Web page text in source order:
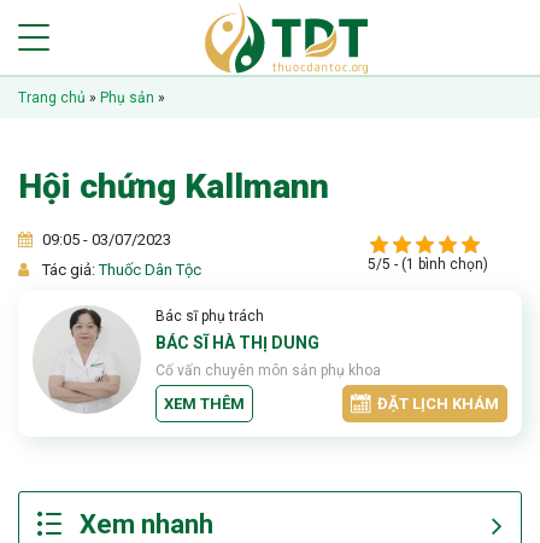
Trang chủ » Phụ sản »
Hội chứng Kallmann
09:05 - 03/07/2023
Tác giả:Thuốc Dân Tộc 5/5 - (1 bình chọn)
Bác sĩ phụ trách
BÁC SĨ HÀ THỊ DUNG
Cố vấn chuyên môn sản phụ khoa
XEM THÊM ĐẶT LỊCH KHÁM